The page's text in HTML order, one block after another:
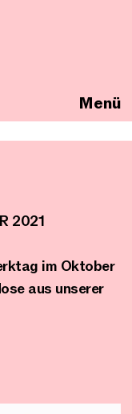
Menü
2021
im Oktober
aus unserer